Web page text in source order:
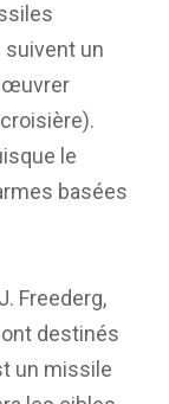
un
le
basées
Freederg,
destinés
un missile